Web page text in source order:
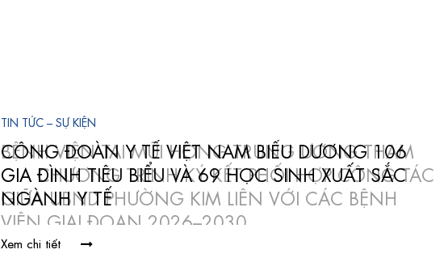
TIN TỨC – SỰ KIỆN
CÔNG ĐOÀN Y TẾ VIỆT NAM BIỂU DƯƠNG 106
GIA ĐÌNH TIÊU BIỂU VÀ 69 HỌC SINH XUẤT SẮC
NGÀNH Y TẾ
Xem chi tiết